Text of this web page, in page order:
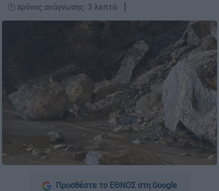
🕛 χρόνος ανάγνωσης: 3 λεπτά ┋
Προσθέστε το ΕΘΝΟΣ στη Google